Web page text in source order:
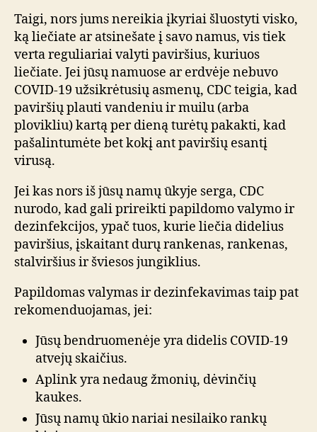
Taigi, nors jums nereikia įkyriai šluostyti visko,
ką liečiate ar atsinešate į savo namus, vis tiek
verta reguliariai valyti paviršius, kuriuos
liečiate. Jei jūsų namuose ar erdvėje nebuvo
COVID-19 užsikrėtusių asmenų, CDC teigia, kad
paviršių plauti vandeniu ir muilu (arba
plovikliu) kartą per dieną turėtų pakakti, kad
pašalintumėte bet kokį ant paviršių esantį
virusą.
Jei kas nors iš jūsų namų ūkyje serga, CDC
nurodo, kad gali prireikti papildomo valymo ir
dezinfekcijos, ypač tuos, kurie liečia didelius
paviršius, įskaitant durų rankenas, rankenas,
stalviršius ir šviesos jungiklius.
Papildomas valymas ir dezinfekavimas taip pat
rekomenduojamas, jei:
Jūsų bendruomenėje yra didelis COVID-19
atvejų skaičius.
Aplink yra nedaug žmonių, dėvinčių
kaukes.
Jūsų namų ūkio nariai nesilaiko rankų